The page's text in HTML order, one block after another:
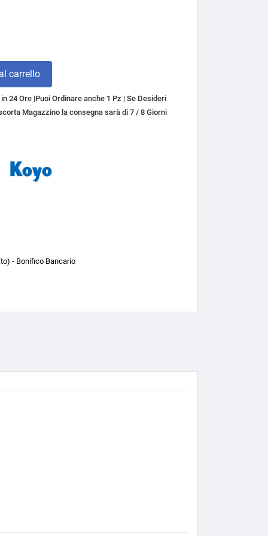
carrello
24 Ore |Puoi Ordinare anche 1 Pz | Se Desideri
Magazzino la consegna sarà di 7 / 8 Giorni
- Bonifico Bancario